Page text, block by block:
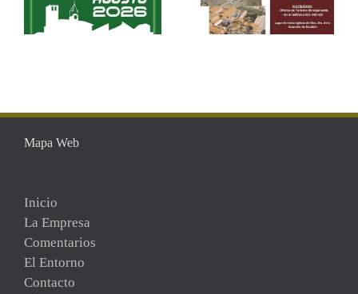
Mapa Web
Inicio
La Empresa
Comentarios
El Entorno
Contacto